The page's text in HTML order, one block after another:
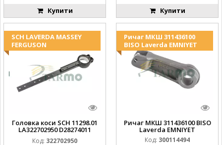
Купити Купити
SCH LAVERDA MASSEY
FERGUSON
Головка коси SCH 11298.01
LA322702950 D28274011
Код: 322702950
Ричаг МКШ 311436100
BISO Laverda EMNIYET
Ричаг МКШ 311436100 BISO
Laverda EMNIYET
Код: 300114494